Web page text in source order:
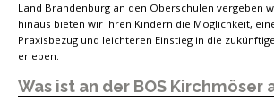
Land Brandenburg an den Oberschulen vergeben
hinaus bieten wir Ihren Kindern die Möglichkeit,
Praxisbezug und leichteren Einstieg in die
erleben.
Was ist an der BOS Kirchmöser